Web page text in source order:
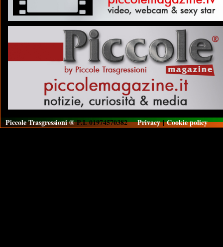
Piccole Trasgressioni ®P.I. 01974570382Privacy|Cookie policy